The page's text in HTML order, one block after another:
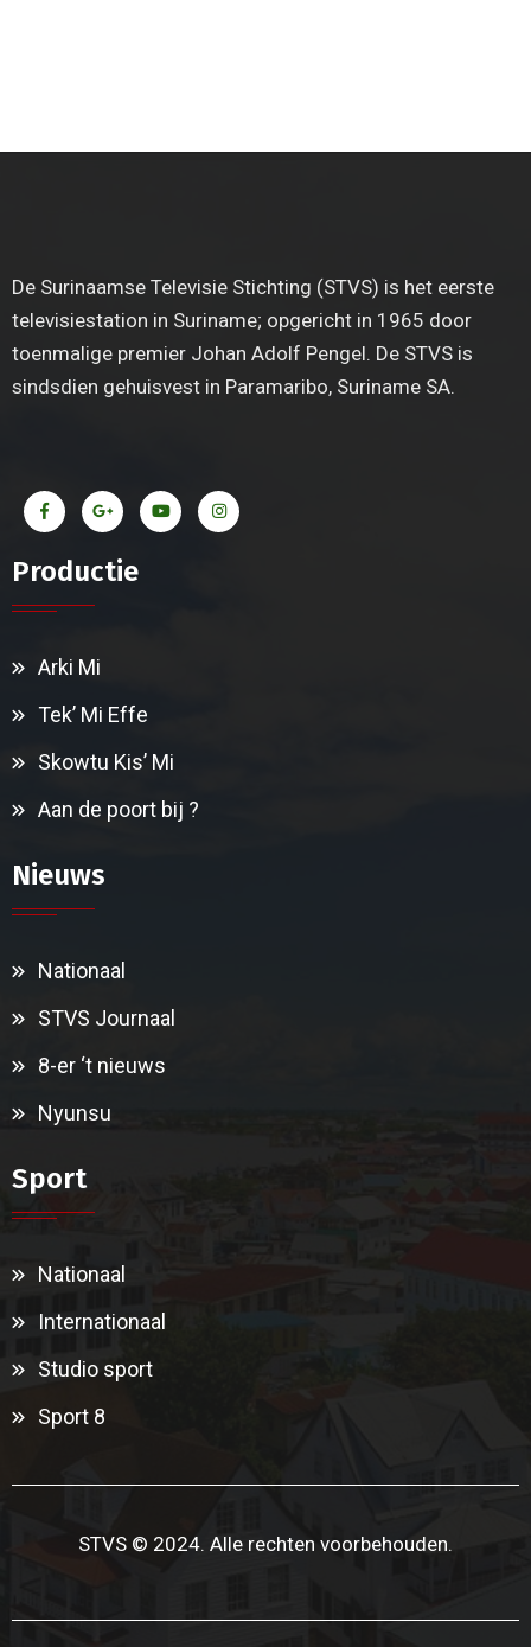
De Surinaamse Televisie Stichting (STVS) is het eerste
televisiestation in Suriname; opgericht in 1965 door
toenmalige premier Johan Adolf Pengel. De STVS is
sindsdien gehuisvest in Paramaribo, Suriname SA.
Productie
Arki Mi
Tek’ Mi Effe
Skowtu Kis’ Mi
Aan de poort bij ?
Nieuws
Nationaal
STVS Journaal
8-er ‘t nieuws
Nyunsu
Sport
Nationaal
Internationaal
Studio sport
Sport 8
STVS © 2024. Alle rechten voorbehouden.